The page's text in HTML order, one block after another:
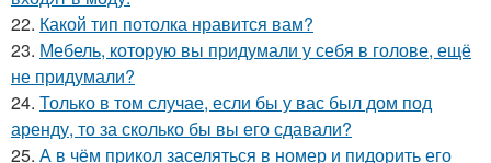
22. Какой тип потолка нравится вам?
23. Мебель, которую вы придумали у себя в голове, ещё
не придумали?
24. Только в том случае, если бы у вас был дом под
аренду, то за сколько бы вы его сдавали?
25. А в чём прикол заселяться в номер и пидорить его